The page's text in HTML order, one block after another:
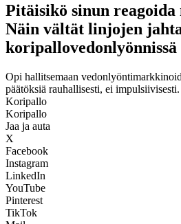
Pitäisikö sinun
Näin vältät linjojen
koripallovedonlyönnissä
Opi hallitsemaan
päätöksiä rauhallisesti, ei impulsiivisesti.
Koripallo
Koripallo
Jaa ja auta
X
Facebook
Instagram
LinkedIn
YouTube
Pinterest
TikTok